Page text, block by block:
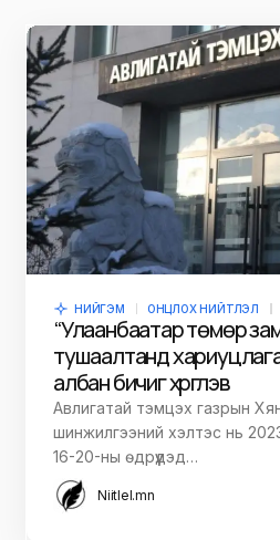
НИЙГЭМ ОНЦЛОХ НИЙТЛЭЛ
“Улаанбаатар төмөр
тушаалтанд
албан бичиг хүргүүлэв
Авлигатай тэмцэх газрын
шинжилгээний хэлтэс нь
16-20-ны өдрүүдэд…
Niitlel.mn